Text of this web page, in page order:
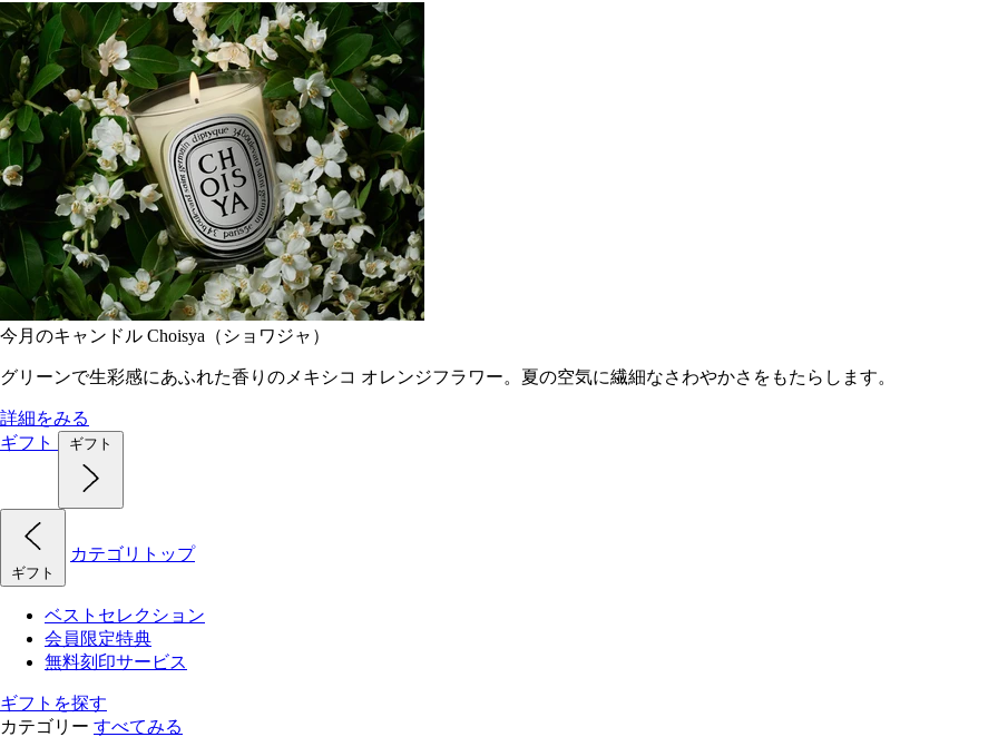
今月のキャンドル Choisya（ショワジャ）
グリーンで生彩感にあふれた香りのメキシコ オレンジフラワー。夏の空気に繊細なさわやかさをもたらします。
詳細をみる
ギフト
ギフト
ギフト
カテゴリトップ
ベストセレクション
会員限定特典
無料刻印サービス
ギフトを探す
カテゴリー すべてみる